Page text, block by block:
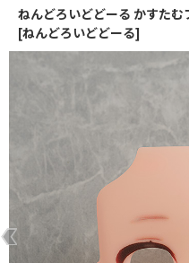
ねんどろいどどーる かすた
[ねんどろいどどーる]